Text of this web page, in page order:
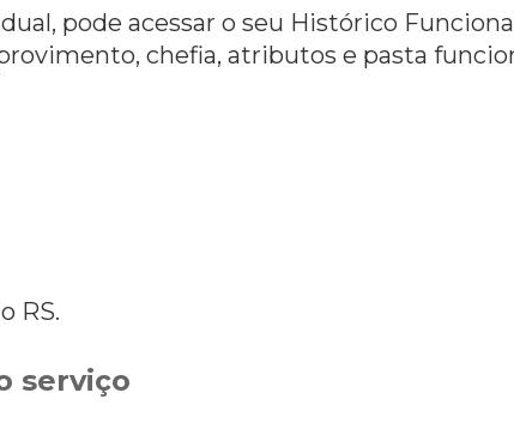
pode acessar o seu Histórico
chefia, atributos e pasta
RS.
serviço